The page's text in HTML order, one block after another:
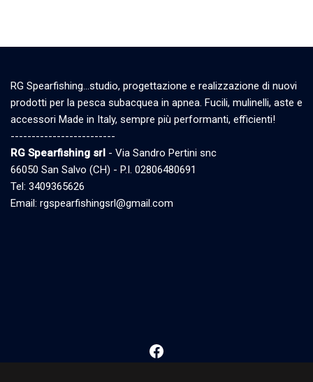
RG Spearfishing…studio, progettazione e realizzazione di nuovi
prodotti per la pesca subacquea in apnea. Fucili, mulinelli, aste e
accessori Made in Italy, sempre più performanti, efficienti!
-------------------------
RG Spearfishing srl - Via Sandro Pertini snc
66050 San Salvo (CH) - P.I. 02806480691
Tel: 3409365626
Email: rgspearfishingsrl@gmail.com